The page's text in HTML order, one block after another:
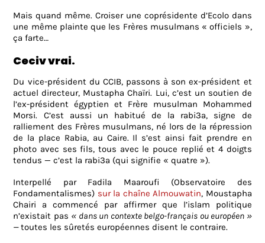
Mais quand même. Croiser une coprésidente d’Ecolo dans
une même plainte que les Frères musulmans « officiels »,
ça farte…
Ceciv vrai.
Du vice-président du CCIB, passons à son ex-président et
actuel directeur, Mustapha Chaïri. Lui, c’est un soutien de
l’ex-président égyptien et Frère musulman Mohammed
Morsi. C’est aussi un habitué de la rabi3a, signe de
ralliement des Frères musulmans, né lors de la répression
de la place Rabia, au Caire. Il s’est ainsi fait prendre en
photo avec ses fils, tous avec le pouce replié et 4 doigts
tendus — c’est la rabi3a (qui signifie « quatre »).
Interpellé par Fadila Maaroufi (Observatoire des
Fondamentalismes) sur la chaîne Almouwatin, Moustapha
Chairi a commencé par affirmer que l’islam politique
n’existait pas « dans un contexte belgo-français ou européen »
—toutes les sûretés européennes disent le contraire.